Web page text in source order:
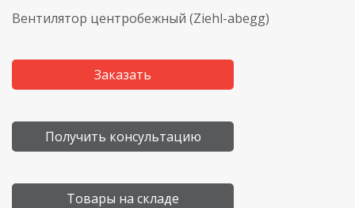
Вентилятор центробежный (Ziehl-abegg)
Заказать
Получить консультацию
Товары на складе